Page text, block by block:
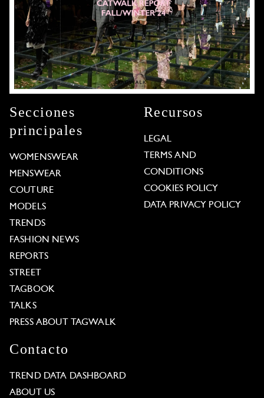
Secciones
principales
WOMENSWEAR
MENSWEAR
COUTURE
MODELS
TRENDS
FASHION NEWS
REPORTS
STREET
TAGBOOK
TALKS
PRESS ABOUT TAGWALK
Recursos
LEGAL
TERMS AND
CONDITIONS
COOKIES POLICY
DATA PRIVACY POLICY
Contacto
TREND DATA DASHBOARD
ABOUT US